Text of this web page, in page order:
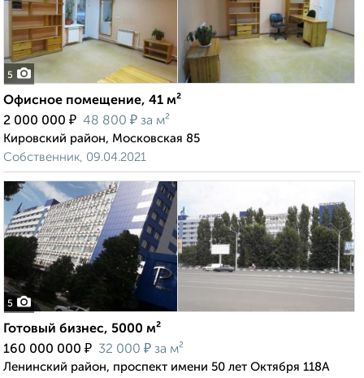
5
Офисное помещение, 41 м²
2 000 000 ₽ 48 800 ₽ за м²
Кировский район, Московская 85
Собственник, 09.04.2021
5
Готовый бизнес, 5000 м²
160 000 000 ₽ 32 000 ₽ за м²
Ленинский район, проспект имени 50 лет Октября 118А